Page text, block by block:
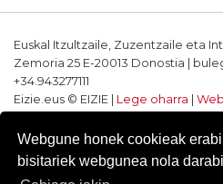
Webgune honek cookieak
bisitariek webgunea nola
Euskal Itzultzaile, Zuzentzaile eta
Zemoria 25 E-20013 Donostia |
+34.943277111
Eizie.eus © EIZIE | Lege oharra